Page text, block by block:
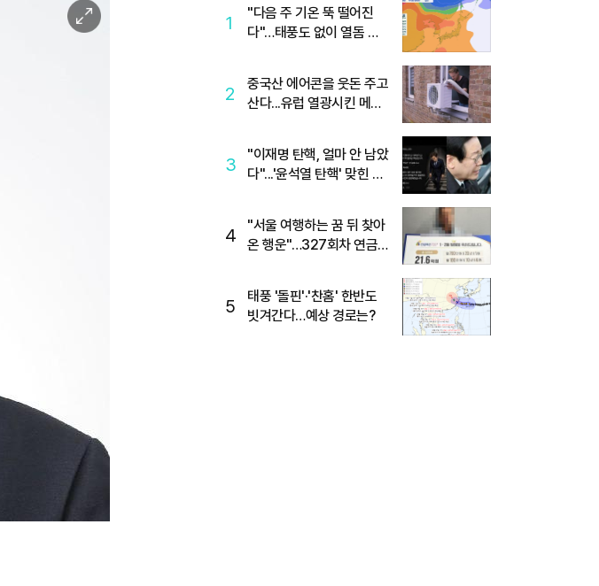
이
미
1
"다음 주 기온 뚝 떨어진
다"…태풍도 없이 열돔 박
2
중국산 에어콘을 웃돈 주고
산다...유럽 열광시킨 메이
3
"이재명 탄핵, 얼마 안 남았
다"...'윤석열 탄핵' 맞힌 무
4
"서울 여행하는 꿈 뒤 찾아
온 행운"…327회차 연금
5
태풍 '돌핀'·'찬홈' 한반도
빗겨간다…예상 경로는?